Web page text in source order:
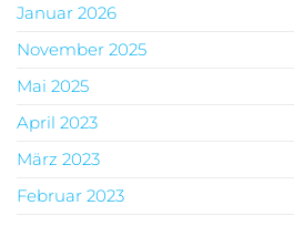
Januar 2026
November 2025
Mai 2025
April 2023
März 2023
Februar 2023